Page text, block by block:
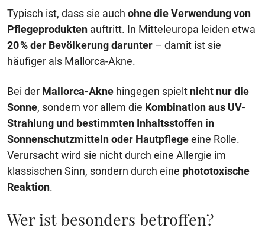
Typisch ist, dass sie auch ohne die Verwendung von
Pflegeprodukten auftritt. In Mitteleuropa leiden etwa
20 % der Bevölkerung darunter – damit ist sie
häufiger als Mallorca-Akne.
Bei der Mallorca-Akne hingegen spielt nicht nur die
Sonne, sondern vor allem die Kombination aus UV-
Strahlung und bestimmten Inhaltsstoffen in
Sonnenschutzmitteln oder Hautpflegeeine Rolle.
Verursacht wird sie nicht durch eine Allergie im
klassischen Sinn, sondern durch eine phototoxische
Reaktion.
Wer ist besonders betroffen?